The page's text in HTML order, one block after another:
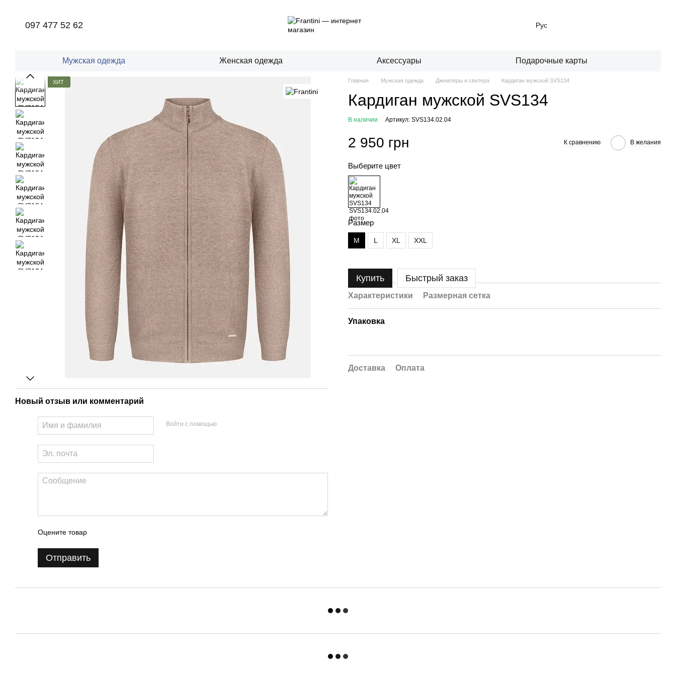
097 477 52 62 Рус
Мужская одежда Женская одежда Аксессуары Подарочные карты
ХИТ
Новый отзыв или комментарий
Войти с помощью
Оцените товар
Отправить
Главная Мужская одежда Джемперы и свитера Кардиган мужской SVS134
Кардиган мужской SVS134
В наличии Артикул: SVS134.02.04
2 950 грн К сравнению В желания
Выберите цвет
Размер
M L XL XXL
Купить Быстрый заказ
Характеристики Размерная сетка
Упаковка
Доставка Оплата